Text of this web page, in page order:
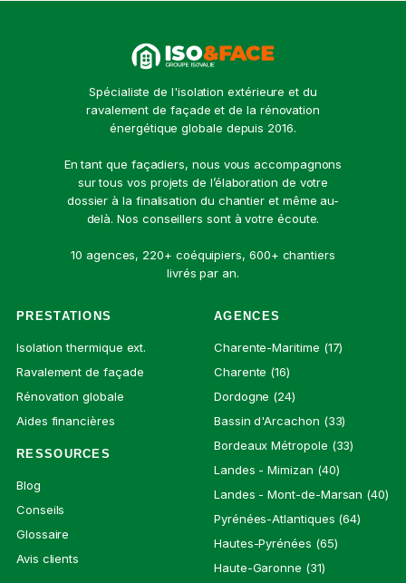
Spécialiste de l'isolation extérieure et du
ravalement de façade et de la rénovation
énergétique globale depuis 2016.
En tant que façadiers, nous vous accompagnons
sur tous vos projets de l’élaboration de votre
dossier à la finalisation du chantier et même au-
delà. Nos conseillers sont à votre écoute.
10 agences, 220+ coéquipiers, 600+ chantiers
livrés par an.
PRESTATIONS
Isolation thermique ext.
Ravalement de façade
Rénovation globale
Aides financières
RESSOURCES
Blog
Conseils
Glossaire
Avis clients
AGENCES
Charente-Maritime (17)
Charente (16)
Dordogne (24)
Bassin d'Arcachon (33)
Bordeaux Métropole (33)
Landes - Mimizan (40)
Landes - Mont-de-Marsan (40)
Pyrénées-Atlantiques (64)
Hautes-Pyrénées (65)
Haute-Garonne (31)